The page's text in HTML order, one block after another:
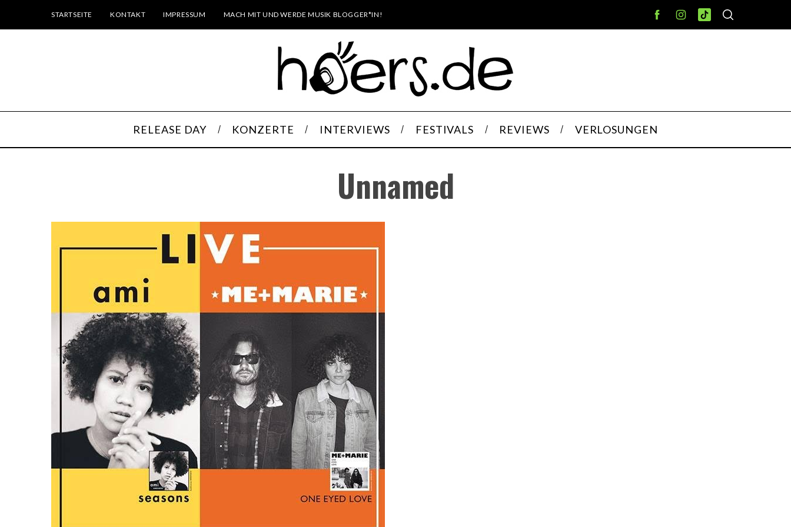
STARTSEITE KONTAKT IMPRESSUM MACH MIT UND WERDE MUSIK BLOGGER*IN!
RELEASE DAY KONZERTE INTERVIEWS FESTIVALS REVIEWS VERLOSUNGEN
Unnamed